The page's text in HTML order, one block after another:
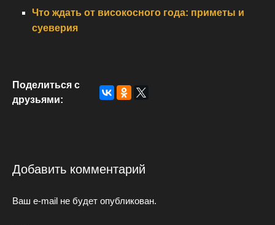
Что ждать от високосного года: приметы и
суеверия
Поделиться с
друзьями:
Добавить комментарий
Ваш e-mail не будет опубликован.